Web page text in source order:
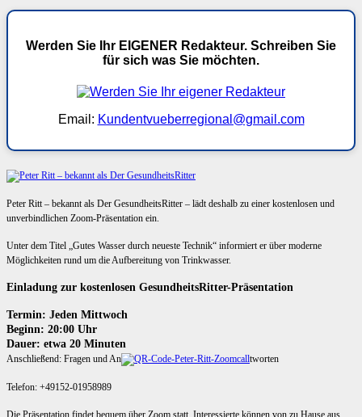
Werden Sie Ihr EIGENER Redakteur. Schreiben Sie
für sich was Sie möchten.
Email: Kundentvueberregional@gmail.com
Peter Ritt – bekannt als Der GesundheitsRitter – lädt deshalb zu einer kostenlosen und
unverbindlichen Zoom-Präsentation ein.
Unter dem Titel „Gutes Wasser durch neueste Technik“ informiert er über moderne
Möglichkeiten rund um die Aufbereitung von Trinkwasser.
Einladung zur kostenlosen GesundheitsRitter-Präsentation
Termin: Jeden Mittwoch
Beginn: 20:00 Uhr
Dauer: etwa 20 Minuten
Anschließend: Fragen und An tworten
Telefon: +49152-01958989
Die Präsentation findet bequem über Zoom statt. Interessierte können von zu Hause aus